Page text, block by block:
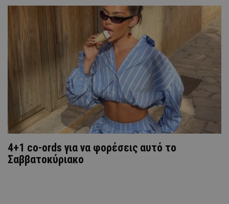
4+1 co-ords για να φορέσεις αυτό το
Σαββατοκύριακο